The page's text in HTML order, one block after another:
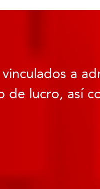
a
de lucro, así